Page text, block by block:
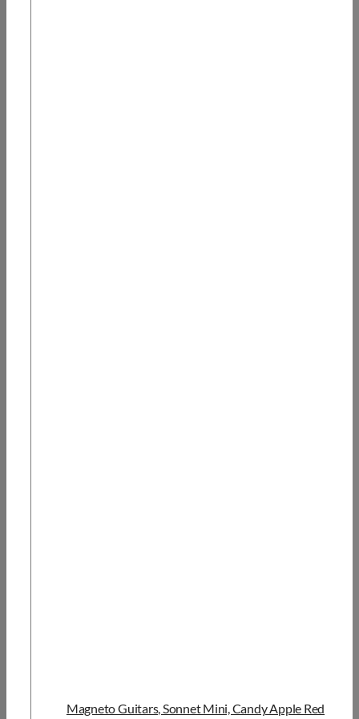
Magneto Guitars, Sonnet Mini, Candy Apple Red